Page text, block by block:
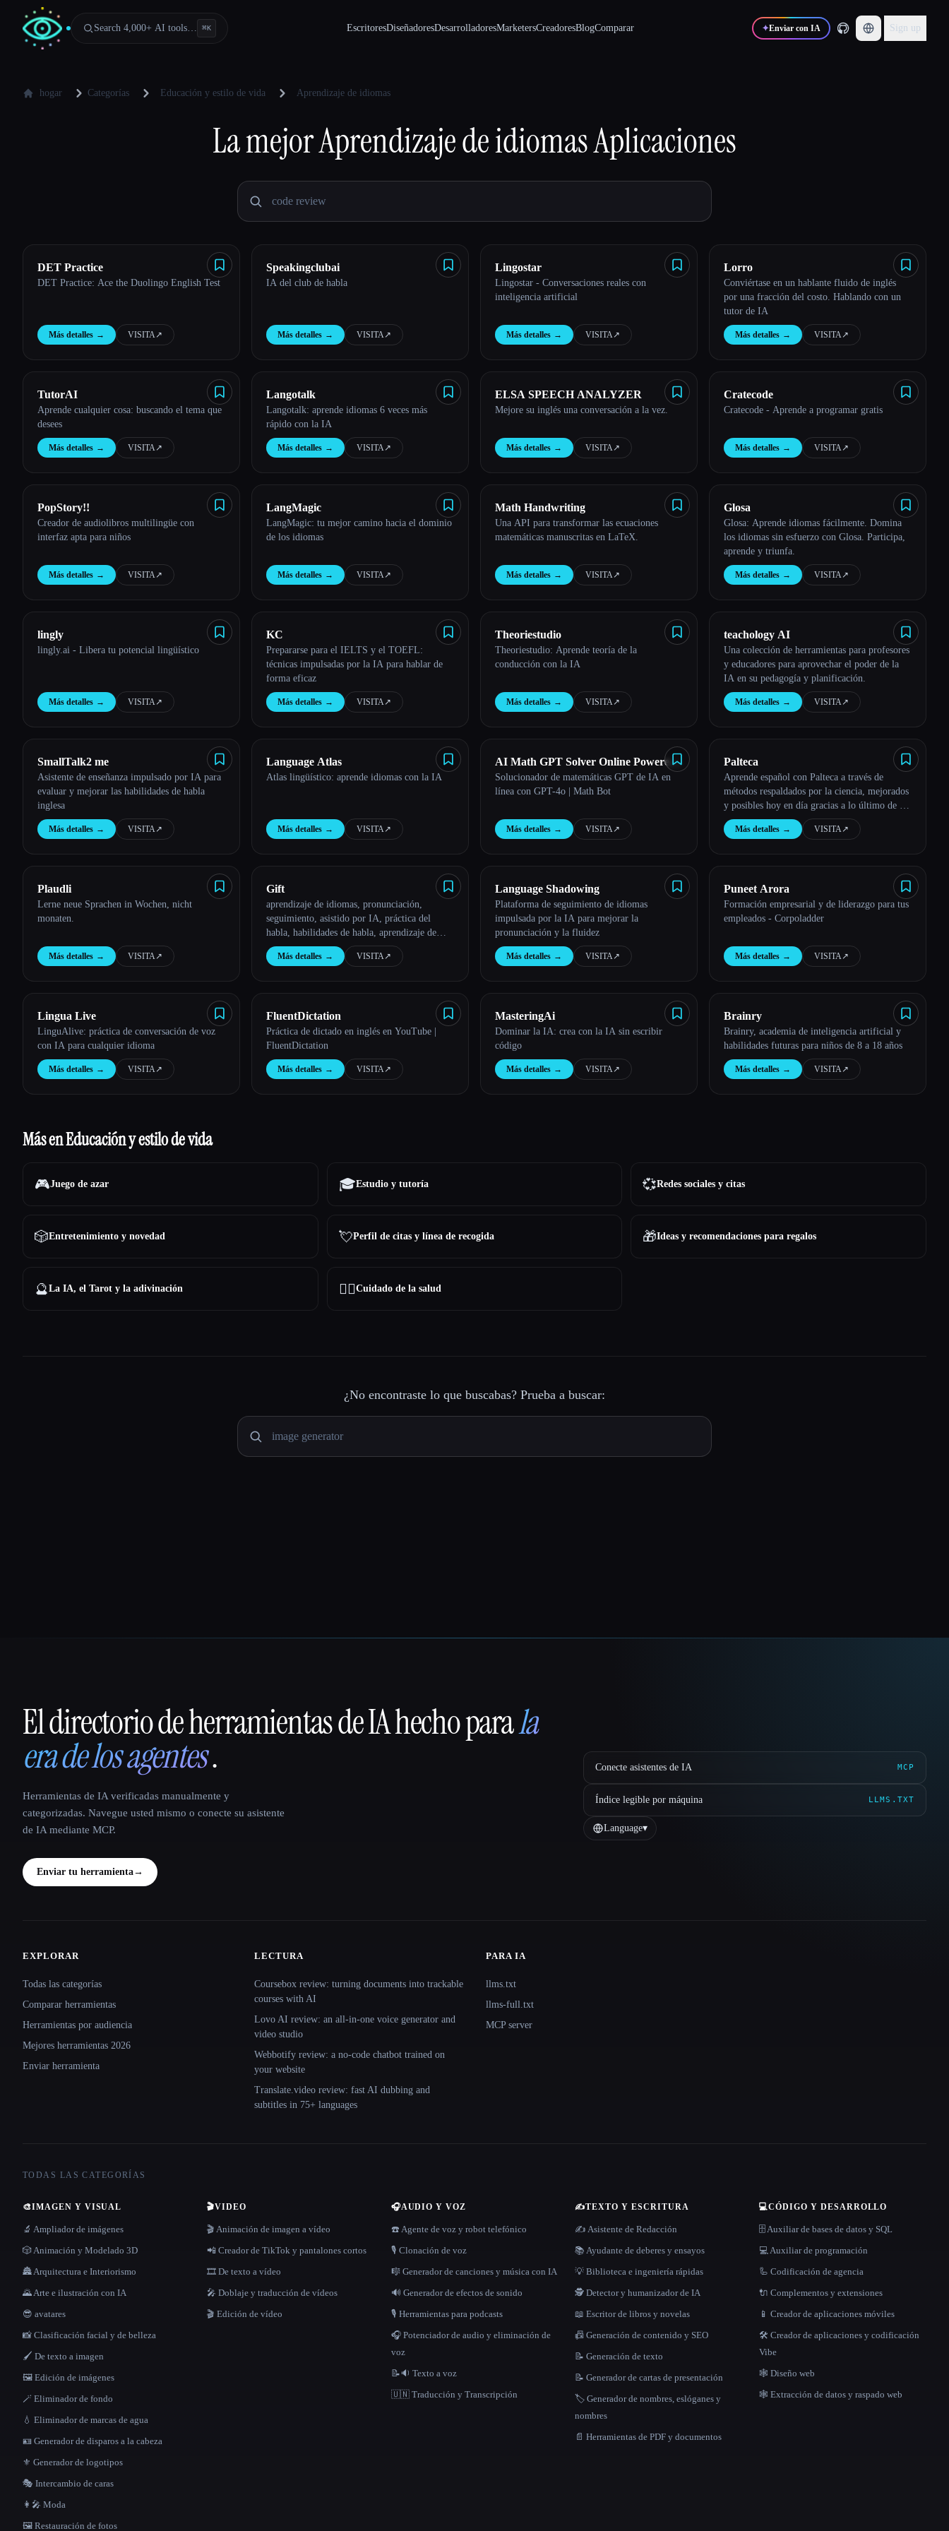
Search 4,000+ AI tools… ⌘K EscritoresDiseñadoresDesarrolladoresMarketersCreadoresBlogComparar ✦Enviar con IA Sign up
hogar Categorías Educación y estilo de vida Aprendizaje de idiomas
La mejorAprendizaje de idiomasAplicaciones
DET Practice
DET Practice: Ace the Duolingo English Test
Más detalles → VISITA↗︎
Speakingclubai
IA del club de habla
Más detalles → VISITA↗︎
Lingostar
Lingostar - Conversaciones reales con
inteligencia artificial
Más detalles → VISITA↗︎
Lorro
Conviértase en un hablante fluido de inglés
por una fracción del costo. Hablando con un
tutor de IA
Más detalles → VISITA↗︎
TutorAI
Aprende cualquier cosa: buscando el tema que
desees
Más detalles → VISITA↗︎
Langotalk
Langotalk: aprende idiomas 6 veces más
rápido con la IA
Más detalles → VISITA↗︎
ELSA SPEECH ANALYZER
Mejore su inglés una conversación a la vez.
Más detalles → VISITA↗︎
Cratecode
Cratecode - Aprende a programar gratis
Más detalles → VISITA↗︎
PopStory!!
Creador de audiolibros multilingüe con
interfaz apta para niños
Más detalles → VISITA↗︎
LangMagic
LangMagic: tu mejor camino hacia el dominio
de los idiomas
Más detalles → VISITA↗︎
Math Handwriting
Una API para transformar las ecuaciones
matemáticas manuscritas en LaTeX.
Más detalles → VISITA↗︎
Glosa
Glosa: Aprende idiomas fácilmente. Domina
los idiomas sin esfuerzo con Glosa. Participa,
aprende y triunfa.
Más detalles → VISITA↗︎
lingly
lingly.ai - Libera tu potencial lingüístico
Más detalles → VISITA↗︎
KC
Prepararse para el IELTS y el TOEFL:
técnicas impulsadas por la IA para hablar de
forma eficaz
Más detalles → VISITA↗︎
Theoriestudio
Theoriestudio: Aprende teoría de la
conducción con la IA
Más detalles → VISITA↗︎
teachology AI
Una colección de herramientas para profesores
y educadores para aprovechar el poder de la
IA en su pedagogía y planificación.
Más detalles → VISITA↗︎
SmallTalk2 me
Asistente de enseñanza impulsado por IA para
evaluar y mejorar las habilidades de habla
inglesa
Más detalles → VISITA↗︎
Language Atlas
Atlas lingüístico: aprende idiomas con la IA
Más detalles → VISITA↗︎
AI Math GPT Solver Online Powered
by GPT-4o | Math Bot
Solucionador de matemáticas GPT de IA en
línea con GPT-4o | Math Bot
Más detalles → VISITA↗︎
Palteca
Aprende español con Palteca a través de
métodos respaldados por la ciencia, mejorados
y posibles hoy en día gracias a lo último de la
IA.
Más detalles → VISITA↗︎
Plaudli
Lerne neue Sprachen in Wochen, nicht
monaten.
Más detalles → VISITA↗︎
Gift
aprendizaje de idiomas, pronunciación,
seguimiento, asistido por IA, práctica del
habla, habilidades de habla, aprendizaje de
audio, retroalimentación de pronunciación
Más detalles → VISITA↗︎
Language Shadowing
Plataforma de seguimiento de idiomas
impulsada por la IA para mejorar la
pronunciación y la fluidez
Más detalles → VISITA↗︎
Puneet Arora
Formación empresarial y de liderazgo para tus
empleados - Corpoladder
Más detalles → VISITA↗︎
Lingua Live
LinguAlive: práctica de conversación de voz
con IA para cualquier idioma
Más detalles → VISITA↗︎
FluentDictation
Práctica de dictado en inglés en YouTube |
FluentDictation
Más detalles → VISITA↗︎
MasteringAi
Dominar la IA: crea con la IA sin escribir
código
Más detalles → VISITA↗︎
Brainry
Brainry, academia de inteligencia artificial y
habilidades futuras para niños de 8 a 18 años
Más detalles → VISITA↗︎
Más en Educación y estilo de vida
🎮Juego de azar 🎓Estudio y tutoría 💞Redes sociales y citas
🎲Entretenimiento y novedad 💘Perfil de citas y línea de recogida 🎁Ideas y recomendaciones para regalos
🔮La IA, el Tarot y la adivinación 👩‍⚕️Cuidado de la salud
¿No encontraste lo que buscabas? Prueba a buscar:
That AI Collection
El directorio de herramientas de IA hecho parala
era de los agentes.
Herramientas de IA verificadas manualmente y
categorizadas. Navegue usted mismo o conecte su asistente
de IA mediante MCP.
Enviar tu herramienta→
Conecte asistentes de IA MCP
Índice legible por máquina LLMS.TXT
Language▾
Site navigation
EXPLORAR
Todas las categorías
Comparar herramientas
Herramientas por audiencia
Mejores herramientas 2026
Enviar herramienta
LECTURA
Coursebox review: turning documents into trackable
courses with AI
Lovo AI review: an all-in-one voice generator and
video studio
Webbotify review: a no-code chatbot trained on
your website
Translate.video review: fast AI dubbing and
subtitles in 75+ languages
PARA IA
llms.txt
llms-full.txt
MCP server
TODAS LAS CATEGORÍAS
🎨IMAGEN Y VISUAL
🔬 Ampliador de imágenes
🎲 Animación y Modelado 3D
🏯 Arquitectura e Interiorismo
🌄 Arte e ilustración con IA
😎 avatares
📸 Clasificación facial y de belleza
🖌️ De texto a imagen
🖼️ Edición de imágenes
🪄 Eliminador de fondo
💧 Eliminador de marcas de agua
🪪 Generador de disparos a la cabeza
⚜️ Generador de logotipos
🎭 Intercambio de caras
👩‍🎤 Moda
🖼️ Restauración de fotos
🎬VIDEO
🎬 Animación de imagen a vídeo
📲 Creador de TikTok y pantalones cortos
🎞️ De texto a vídeo
🎤 Doblaje y traducción de vídeos
🎬 Edición de vídeo
🎧AUDIO Y VOZ
☎️ Agente de voz y robot telefónico
🎙️ Clonación de voz
🎼 Generador de canciones y música con IA
🔊 Generador de efectos de sonido
🎙️ Herramientas para podcasts
🎧 Potenciador de audio y eliminación de
voz
📝🔉 Texto a voz
🇺🇳 Traducción y Transcripción
✍️TEXTO Y ESCRITURA
✍️ Asistente de Redacción
📚 Ayudante de deberes y ensayos
💡 Biblioteca e ingeniería rápidas
🕵️ Detector y humanizador de IA
📖 Escritor de libros y novelas
📠 Generación de contenido y SEO
📝 Generación de texto
📝 Generador de cartas de presentación
🏷️ Generador de nombres, eslóganes y
nombres
📄 Herramientas de PDF y documentos
💻CÓDIGO Y DESARROLLO
🗄️ Auxiliar de bases de datos y SQL
💻 Auxiliar de programación
🦾 Codificación de agencia
🔌 Complementos y extensiones
📱 Creador de aplicaciones móviles
🛠️ Creador de aplicaciones y codificación
Vibe
🕸 Diseño web
🕸️ Extracción de datos y raspado web